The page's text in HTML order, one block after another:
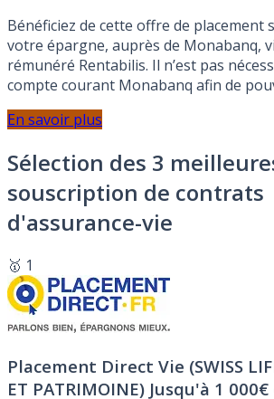
Bénéficiez de cette offre de placement
votre épargne, auprès de Monabanq,
rémunéré Rentabilis. Il n’est pas
compte courant Monabanq afin de
En savoir plus
Sélection des 3
souscription de contrats
d'assurance-vie
🥇 1
Placement Direct Vie (SWISS
ET PATRIMOINE) Jusqu'à 1